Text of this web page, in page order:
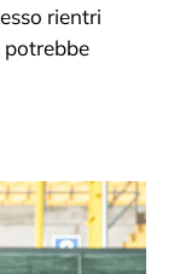
rientri
potrebbe